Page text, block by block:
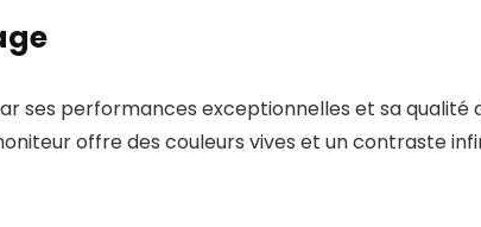
ses performances exceptionnelles et sa qualité
offre des couleurs vives et un contraste